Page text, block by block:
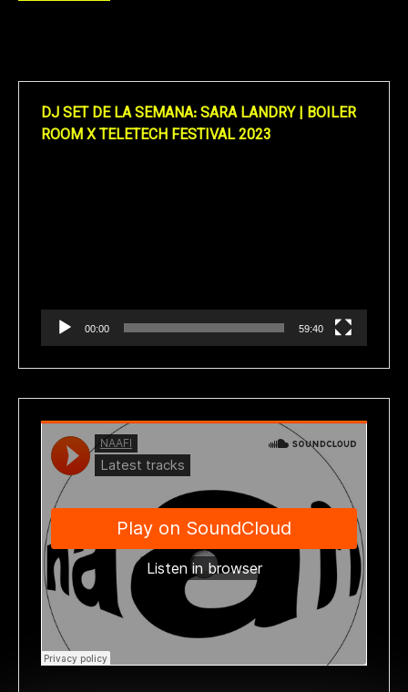
DJ SET DE LA SEMANA: SARA LANDRY | BOILER
ROOM X TELETECH FESTIVAL 2023
00:00 59:40